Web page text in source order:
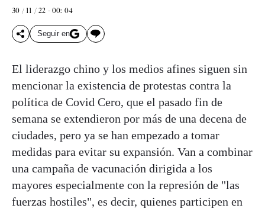
30 / 11 / 22 - 00: 04
Seguir en
El liderazgo chino y los medios afines siguen sin
mencionar la existencia de protestas contra la
política de Covid Cero, que el pasado fin de
semana se extendieron por más de una decena de
ciudades, pero ya se han empezado a tomar
medidas para evitar su expansión. Van a combinar
una campaña de vacunación dirigida a los
mayores especialmente con la represión de "las
fuerzas hostiles", es decir, quienes participen en